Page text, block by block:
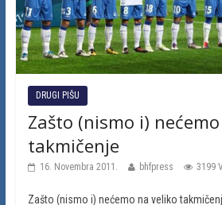
DRUGI PIŠU
Zašto (nismo i)
takmičenje
16. Novembra 2011. bhfpress 3199
Zašto (nismo i) nećemo na veliko